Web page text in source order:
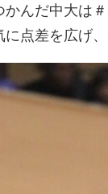
かんだ中大は
点差を広げ